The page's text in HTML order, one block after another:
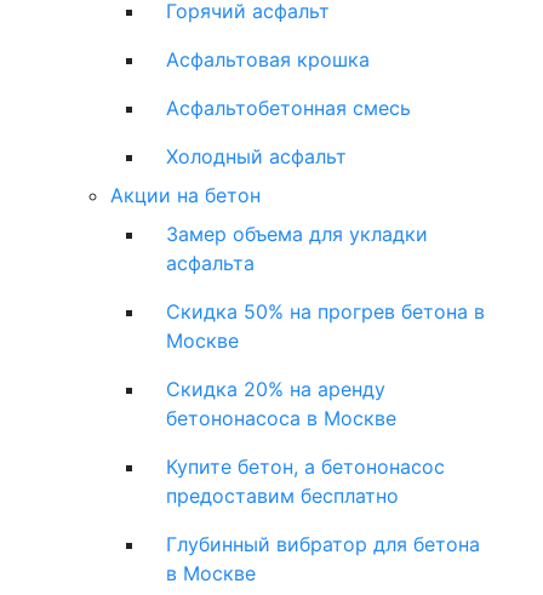
Горячий асфальт
Асфальтовая крошка
Асфальтобетонная смесь
Холодный асфальт
Акции на бетон
Замер объема для укладки
асфальта
Скидка 50% на прогрев бетона в
Москве
Скидка 20% на аренду
бетононасоса в Москве
Купите бетон, а бетононасос
предоставим бесплатно
Глубинный вибратор для бетона
в Москве